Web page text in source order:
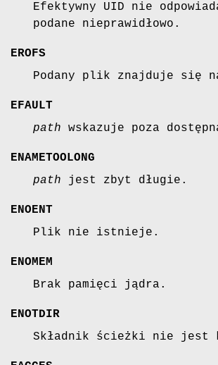
Efektywny UID nie
podane nieprawidłowo.
EROFS
Podany plik znajduje się
EFAULT
path wskazuje poza
ENAMETOOLONG
path jest zbyt długie.
ENOENT
Plik nie istnieje.
ENOMEM
Brak pamięci jądra.
ENOTDIR
Składnik ścieżki nie jest